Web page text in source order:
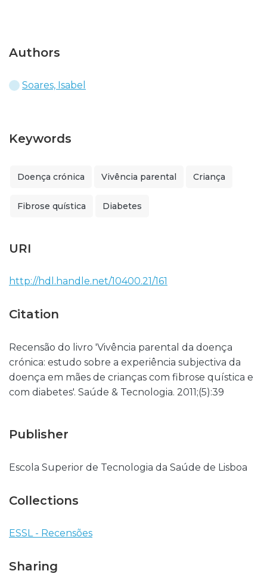
Authors
Soares, Isabel
Keywords
Doença crónica Vivência parental Criança
Fibrose quística Diabetes
URI
http://hdl.handle.net/10400.21/161
Citation
Recensão do livro 'Vivência parental da doença
crónica: estudo sobre a experiência subjectiva da
doença em mães de crianças com fibrose quística e
com diabetes'. Saúde & Tecnologia. 2011;(5):39
Publisher
Escola Superior de Tecnologia da Saúde de Lisboa
Collections
ESSL - Recensões
Sharing